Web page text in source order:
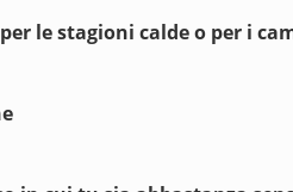
le stagioni calde o per i